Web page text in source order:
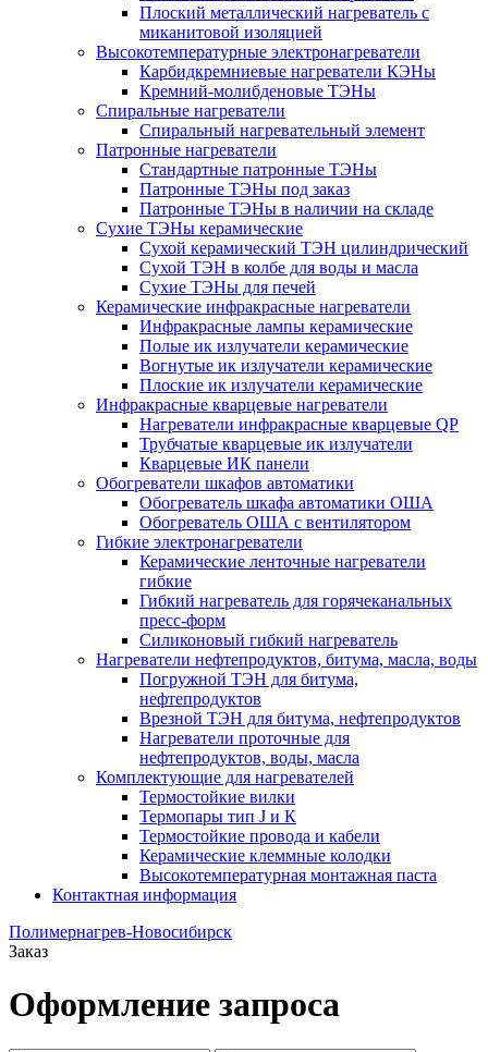
Плоский металлический нагреватель с
миканитовой изоляцией
Высокотемпературные электронагреватели
Карбидкремниевые нагреватели КЭНы
Кремний-молибденовые ТЭНы
Спиральные нагреватели
Спиральный нагревательный элемент
Патронные нагреватели
Стандартные патронные ТЭНы
Патронные ТЭНы под заказ
Патронные ТЭНы в наличии на складе
Сухие ТЭНы керамические
Сухой керамический ТЭН цилиндрический
Сухой ТЭН в колбе для воды и масла
Сухие ТЭНы для печей
Керамические инфракрасные нагреватели
Инфракрасные лампы керамические
Полые ик излучатели керамические
Вогнутые ик излучатели керамические
Плоские ик излучатели керамические
Инфракрасные кварцевые нагреватели
Нагреватели инфракрасные кварцевые QP
Трубчатые кварцевые ик излучатели
Кварцевые ИК панели
Обогреватели шкафов автоматики
Обогреватель шкафа автоматики ОША
Обогреватель ОША с вентилятором
Гибкие электронагреватели
Керамические ленточные нагреватели
гибкие
Гибкий нагреватель для горячеканальных
пресс-форм
Силиконовый гибкий нагреватель
Нагреватели нефтепродуктов, битума, масла, воды
Погружной ТЭН для битума,
нефтепродуктов
Врезной ТЭН для битума, нефтепродуктов
Нагреватели проточные для
нефтепродуктов, воды, масла
Комплектующие для нагревателей
Термостойкие вилки
Термопары тип J и К
Термостойкие провода и кабели
Керамические клеммные колодки
Высокотемпературная монтажная паста
Контактная информация
Полимернагрев-Новосибирск
Заказ
Оформление запроса